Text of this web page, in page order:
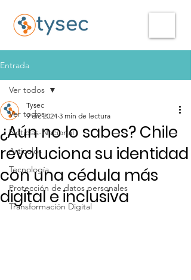
Entrada
Ver todos
Noticias-Nacional
Articulos
Tecnología
Protección de datos personales
Transformación Digital
Ver todos
¿Aún no lo sabes? Chile
revoluciona su identidad
con una cédula más
digital e inclusiva
Tysec
9 dic 2024 3 min de lectura